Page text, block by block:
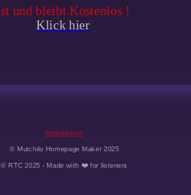
Impressum
© Mutchilo Homepage Maker 2025
© RTC 2025 - Made with ❤️ for listeners